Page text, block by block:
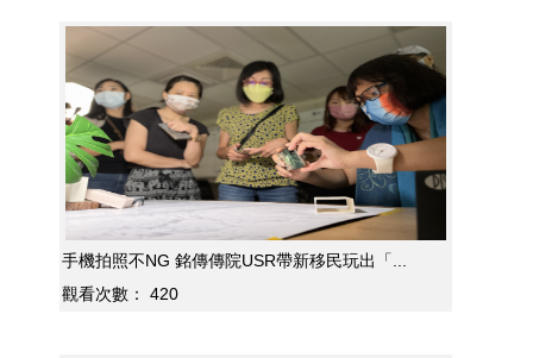
手機拍照不NG 銘傳傳院USR帶新移民玩出「...
觀看次數：
420